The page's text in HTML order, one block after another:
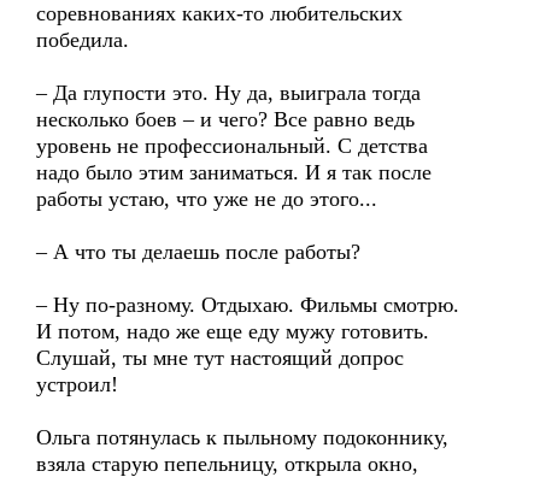
соревнованиях каких-то любительских
победила.
– Да глупости это. Ну да, выиграла тогда
несколько боев – и чего? Все равно ведь
уровень не профессиональный. С детства
надо было этим заниматься. И я так после
работы устаю, что уже не до этого...
– А что ты делаешь после работы?
– Ну по-разному. Отдыхаю. Фильмы смотрю.
И потом, надо же еще еду мужу готовить.
Слушай, ты мне тут настоящий допрос
устроил!
Ольга потянулась к пыльному подоконнику,
взяла старую пепельницу, открыла окно,